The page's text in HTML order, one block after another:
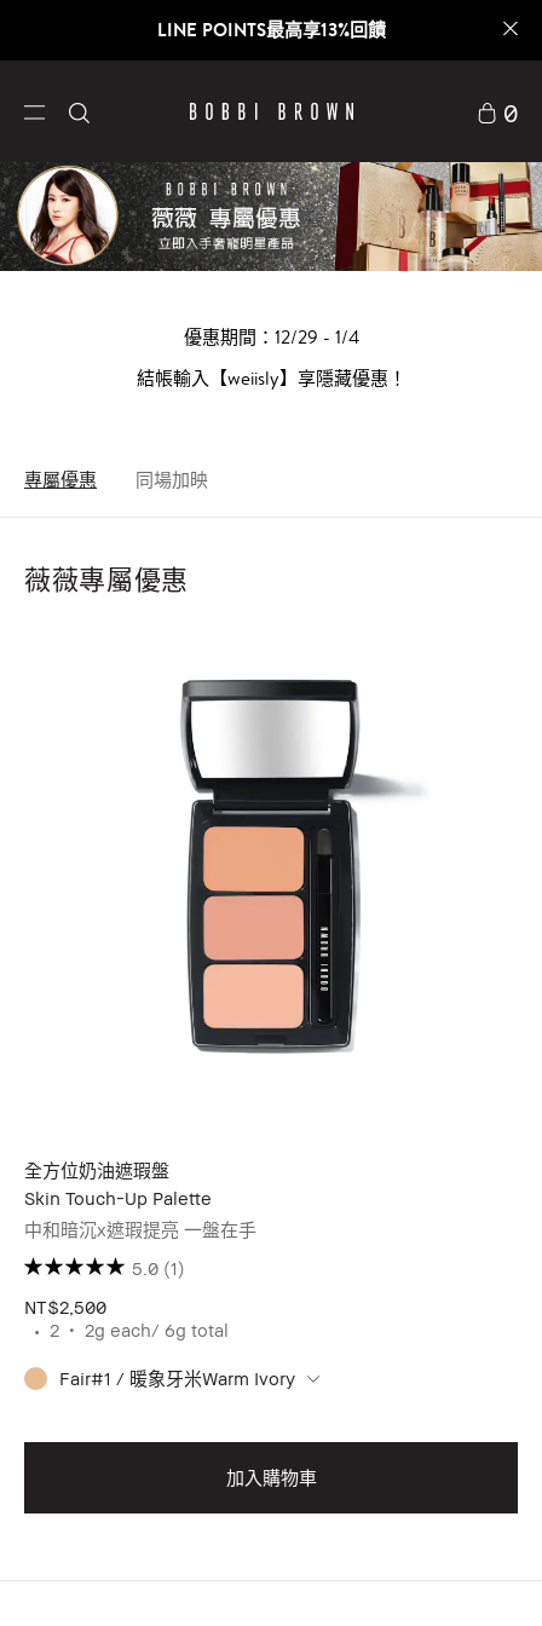
LINE POINTS最高享13%回饋
0
優惠期間：12/29 - 1/4
結帳輸入【weiisly】享隱藏優惠！
專屬優惠 同場加映
薇薇專屬優惠
全方位奶油遮瑕盤
Skin Touch-Up Palette
中和暗沉x遮瑕提亮 一盤在手
5.0 (1)
NT$2,500
2
2g each/ 6g total
Fair#1 / 暖象牙米Warm Ivory
加入購物車